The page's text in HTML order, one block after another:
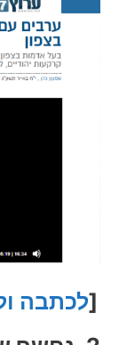
[לכתבה